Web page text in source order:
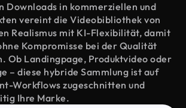
Downloads in kommerziellen und
vereint die Videobibliothek von
Realismus mit KI-Flexibilität, damit
Kompromisse bei der Qualität
Ob Landingpage, Produktvideo oder
– diese hybride Sammlung ist auf
Workflows zugeschnitten und
Ihre Marke.